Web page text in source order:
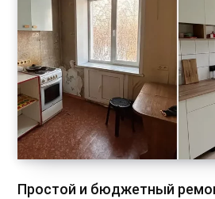
Простой и бюджетный